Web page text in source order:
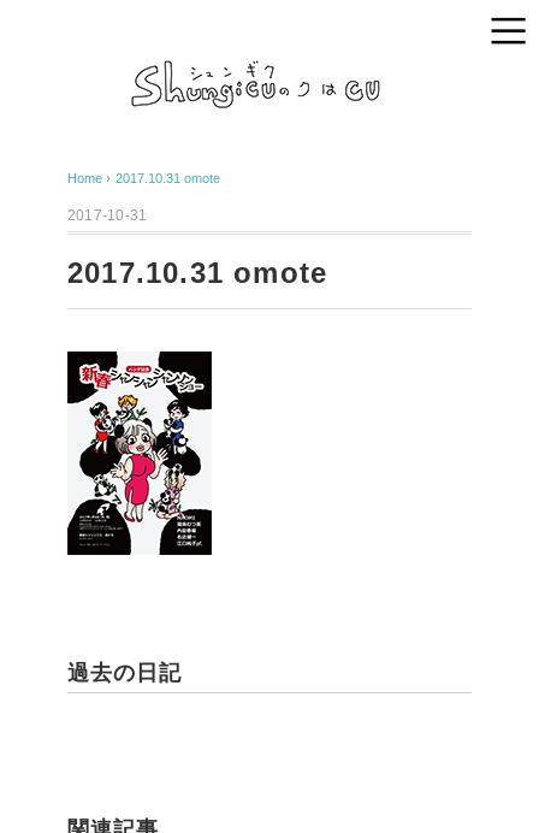
Home › 2017.10.31 omote
2017-10-31
2017.10.31 omote
過去の日記